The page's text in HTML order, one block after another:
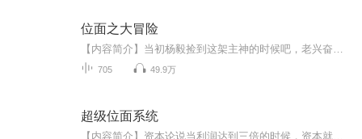
位面之大冒险
705 49.9万
超级位面系统